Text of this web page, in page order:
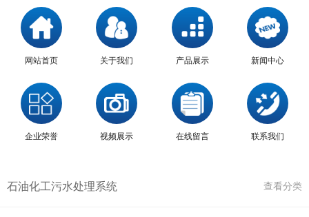
网站首页 关于我们 产品展示 新闻中心
企业荣誉 视频展示 在线留言 联系我们
石油化工污水处理系统 查看分类